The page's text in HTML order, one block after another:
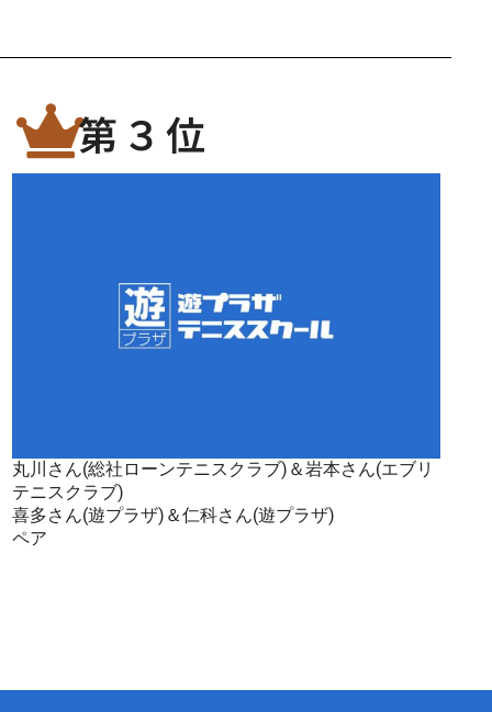
第３位
丸川さん(総社ローンテニスクラブ)＆岩本さん(エブリ
テニスクラブ)
喜多さん(遊プラザ)＆仁科さん(遊プラザ)
ペア